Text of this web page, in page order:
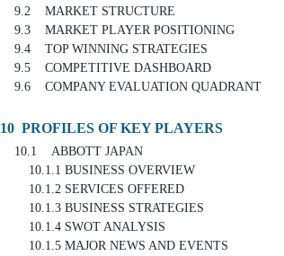
9.2 MARKET STRUCTURE
9.3 MARKET PLAYER POSITIONING
9.4 TOP WINNING STRATEGIES
9.5 COMPETITIVE DASHBOARD
9.6 COMPANY EVALUATION QUADRANT
10 PROFILES OF KEY PLAYERS
10.1 ABBOTT JAPAN
10.1.1 BUSINESS OVERVIEW
10.1.2 SERVICES OFFERED
10.1.3 BUSINESS STRATEGIES
10.1.4 SWOT ANALYSIS
10.1.5 MAJOR NEWS AND EVENTS